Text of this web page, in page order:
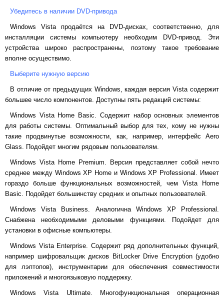
Убедитесь в наличии DVD-привода
Windows Vistaпродаётся на DVD-дисках, соответственно, для
инсталляции системы компьютеру необходим
DVD-привод. Эти
устройства широко распространены, поэтому такое требование
вполне осуществимо.
Выберите нужную версию
В отличие от предыдущих Windows, каждая версияVistaсодержит
большее число компонентов. Доступны пять редакций системы:
Windows Vista Home Basic. Содержит набор основных элементов
для работы системы. Оптимальный выбор для тех, кому не нужны
такие продвинутые возможности, как, например, интерфейс Aero
Glass. Подойдет многим рядовым пользователям.
Windows Vista Home Premium. Версия представляет собой нечто
среднее между Windows XP Home и Windows XP Professional . Имеет
гораздо больше функциональных возможностей, чем Vista
Home
Basic. Подойдет большинству средних и опытных пользователей.
Windows Vista Business. Аналогична Windows XP Professional.
Снабжена необходимыми деловыми функциями. Подойдет для
установки в офисные компьютеры.
Windows Vista Enterprise. Содержит ряд дополнительных функций,
например шифровальщик дисков BitLocker Drive Encryption(удобно
для лэптопов), инструментарии для обеспечения совместимости
приложений и многоязыковую поддержку.
Windows Vista Ultimate. Многофункциональная операционная